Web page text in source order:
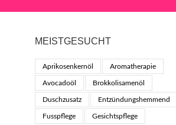
MEISTGESUCHT
Aprikosenkernöl Aromatherapie
Avocadoöl Brokkolisamenöl
Duschzusatz Entzündungshemmend
Fusspflege Gesichtspflege